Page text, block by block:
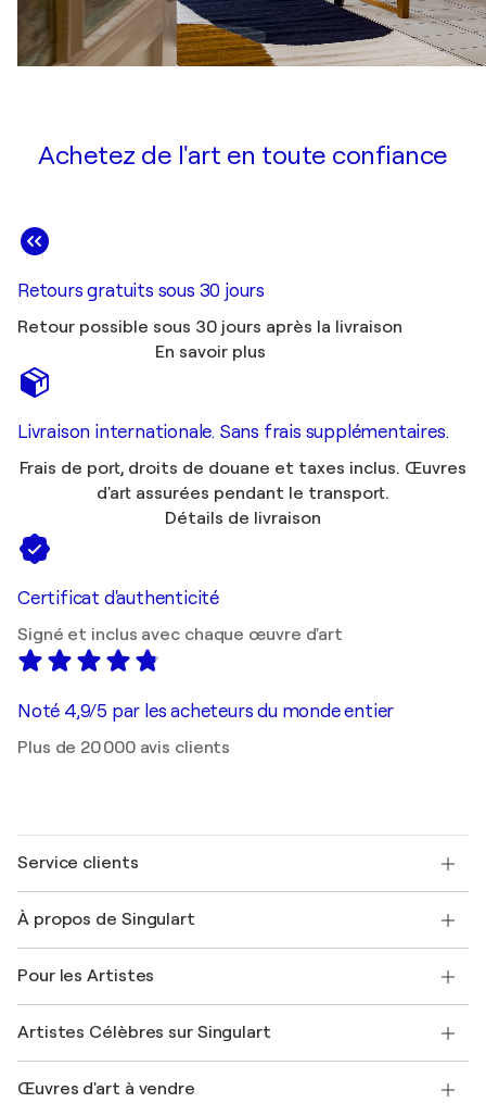
Achetez de l'art en toute confiance
Retours gratuits sous 30 jours
Retour possible sous 30 jours après la livraison
En savoir plus
Livraison internationale. Sans frais supplémentaires.
Frais de port, droits de douane et taxes inclus. Œuvres
d'art assurées pendant le transport.
Détails de livraison
Certificat d'authenticité
Signé et inclus avec chaque œuvre d'art
Noté 4,9/5 par les acheteurs du monde entier
Plus de 20 000 avis clients
Service clients
Expédition
Offrir une carte cadeau
Rejoignez notre programme commercial
Mon compte
+33 1 76 44 06 42
À propos de Singulart
FAQ
Magazine Singulart
Emplois
Découvrez une sélection d'art original
Pour les Artistes
Se connecter en tant qu'Artiste
Artistes Célèbres sur Singulart
Marc Chagall
Œuvres d'art à vendre